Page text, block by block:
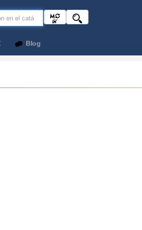
Blog